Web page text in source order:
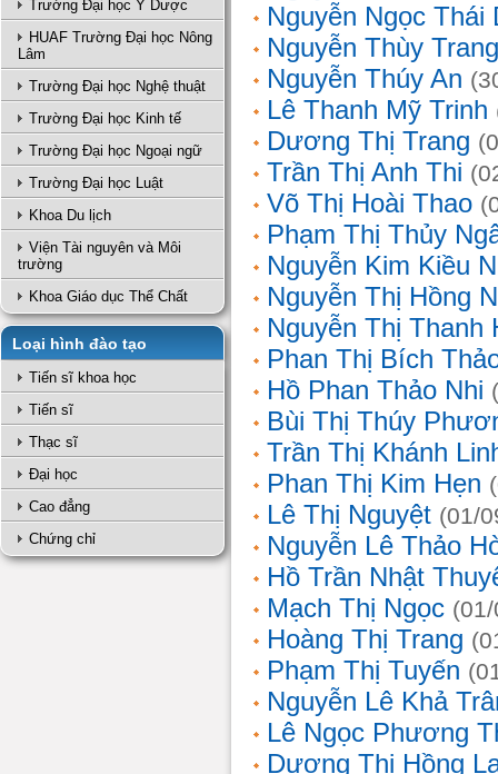
Trường Đại học Y Dược
HUAF Trường Đại học Nông
Lâm
Trường Đại học Nghệ thuật
Trường Đại học Kinh tế
Trường Đại học Ngoại ngữ
Trường Đại học Luật
Khoa Du lịch
Viện Tài nguyên và Môi
trường
Khoa Giáo dục Thể Chất
Loại hình đào tạo
Tiến sĩ khoa học
Tiến sĩ
Thạc sĩ
Đại học
Cao đẳng
Chứng chỉ
Nguyễn Ngọc Thái
Nguyễn Thùy Trang
Nguyễn Thúy An
Lê Thanh Mỹ Trinh
Dương Thị Trang
Trần Thị Anh Thi
Võ Thị Hoài Thao
Phạm Thị Thủy
Nguyễn Kim Kiều
Nguyễn Thị Hồng
Nguyễn Thị Thanh
Phan Thị Bích
Hồ Phan Thảo Nhi
Bùi Thị Thúy
Trần Thị Khánh
Phan Thị Kim Hẹn
Lê Thị Nguyệt (01/
Nguyễn Lê Thảo
Hồ Trần Nhật
Mạch Thị Ngọc
Hoàng Thị Trang
Phạm Thị Tuyến
Nguyễn Lê Khả
Lê Ngọc Phương
Dương Thị Hồng